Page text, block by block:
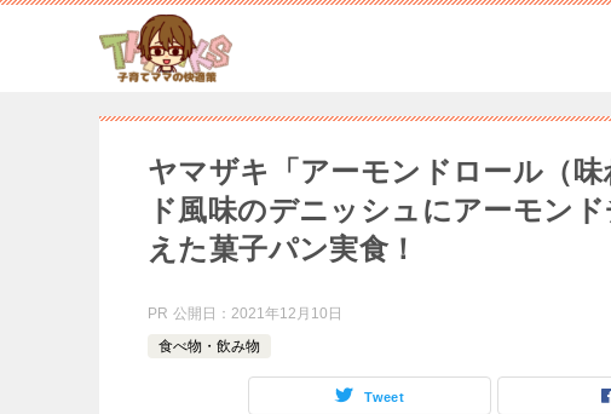
ヤマザキ「アーモンドロール（
ド風味のデニッシュにアーモン
えた菓子パン実食！
PR 公開日：2021年12月10日
食べ物・飲み物
Tweet